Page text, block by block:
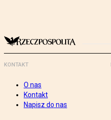
KONTAKT
O nas
Kontakt
Napisz do nas